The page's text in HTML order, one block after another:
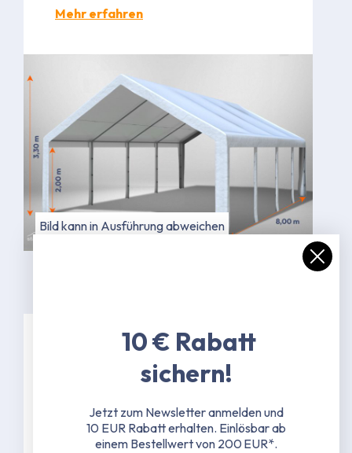
Mehr erfahren
Bild kann in Ausführung abweichen
Spezifikationen
Materialstärke
42 mm Stahlrohrverbinder mit 1,5 mm
10 € Rabatt
sichern!
Jetzt zum Newsletter anmelden und
10 EUR Rabatt erhalten. Einlösbar ab
einem Bestellwert von 200 EUR*.